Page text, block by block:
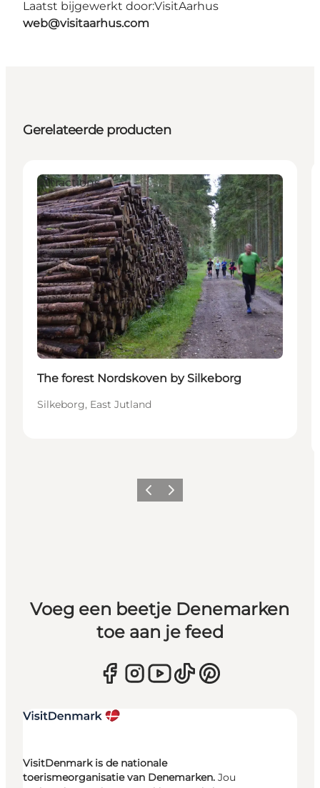
Laatst bijgewerkt door:VisitAarhus
web@visitaarhus.com
Gerelateerde producten
Attractions
The forest Nordskoven by Silkeborg
Silkeborg, East Jutland
Vorige Volgende
Voeg een beetje Denemarken
toe aan je feed
VisitDenmark is de nationale
toerismeorganisatie van Denemarken. Jou